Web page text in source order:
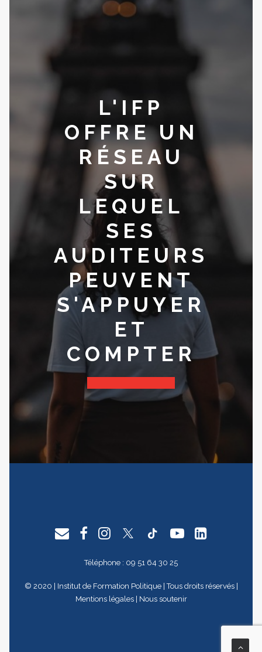
L'IFP
OFFRE UN
RÉSEAU
SUR
LEQUEL
SES
AUDITEURS
PEUVENT
S'APPUYER
ET
COMPTER
Téléphone : 09 51 64 30 25
© 2020 | Institut de Formation Politique| Tous droits réservés |
Mentions légales| Nous soutenir